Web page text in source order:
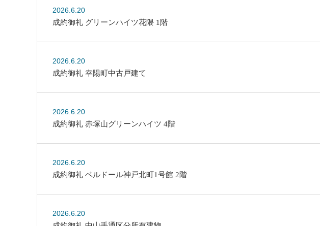
2026.6.20
成約御礼 グリーンハイツ花隈 1階
2026.6.20
成約御礼 幸陽町中古戸建て
2026.6.20
成約御礼 赤塚山グリーンハイツ 4階
2026.6.20
成約御礼 ベルドール神戸北町1号館 2階
2026.6.20